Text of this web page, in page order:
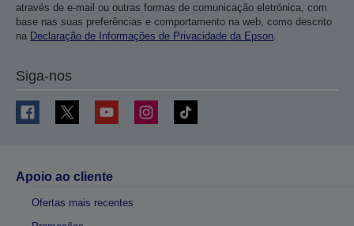
através de e-mail ou outras formas de comunicação eletrónica, com
base nas suas preferências e comportamento na web, como descrito
na Declaração de Informações de Privacidade da Epson.
Siga-nos
Apoio ao cliente
Ofertas mais recentes